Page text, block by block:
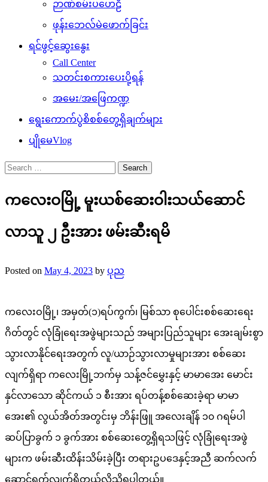
ဉာဏ်စမ်းပဟေဠိ
ဖုန်းဘေလ်မဲဖောက်ခြင်း
ရင်ဖွင့်ဆွေးနွေး
Call Center
သတင်းစကားပေးပို့ရန်
အမေး/အဖြေကဏ္ဍ
ရွေးကောက်ပွဲစိစစ်တွေ့ရှိချက်များ
ပျိုမေVlog
Search
for:
ကလေးဝမြို့ မူးယစ်ဆေးဝါးသယ်ဆောင်
လာသူ ၂ ဦးအား ဖမ်းဆီးရမိ
Posted on May 4, 2023 by ပုည
ကလေးဝမြို့၊ အမှတ်(၁)ရပ်ကွက်၊ မြစ်သာ စုပေါင်းစစ်ဆေးရေး
ဂိတ်တွင် လုံခြုံရေးအဖွဲများသည် အများပြည်သူများ အေးချမ်းစွာ
သွားလာနိုင်ရေးအတွက် လူ/ယာဉ်သွားလာမှုများအား စစ်ဆေး
လျက်ရှိရာ ကလေးမြို့ဘက်မှ သန့်ဇင်မွှေးနှင့် မာမာအေး မောင်း
နှင်လာသော ဆိုင်ကယ် ၁ စီးအား ရပ်တန့်စစ်ဆေးခဲ့ရာ မာမာ
အေး၏ လွယ်အိတ်အတွင်းမှ ဘိန်းဖြူ အလေးချိန် ၁၀ ဂရမ်ပါ
ဆပ်ပြာခွက် ၁ ခွက်အား စစ်ဆေးတွေ့ရှိရသဖြင့် လုံခြုံရေးအဖွဲ
များက ဖမ်းဆီးထိန်းသိမ်းခဲ့ပြီး တရားဥပဒေနှင့်အညီ ဆက်လက်
ဆောင်ရွက်လျက်ရှိတယ်လို့သိရပါတယ်။